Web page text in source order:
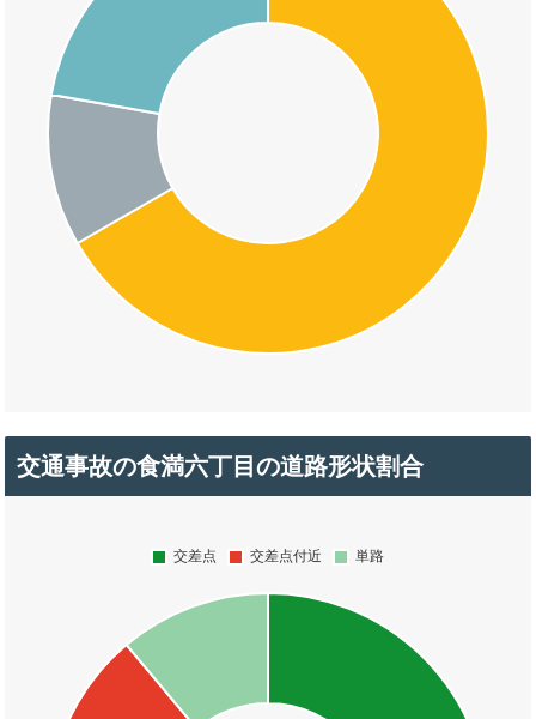
交通事故の食満六丁目の道路形状割合